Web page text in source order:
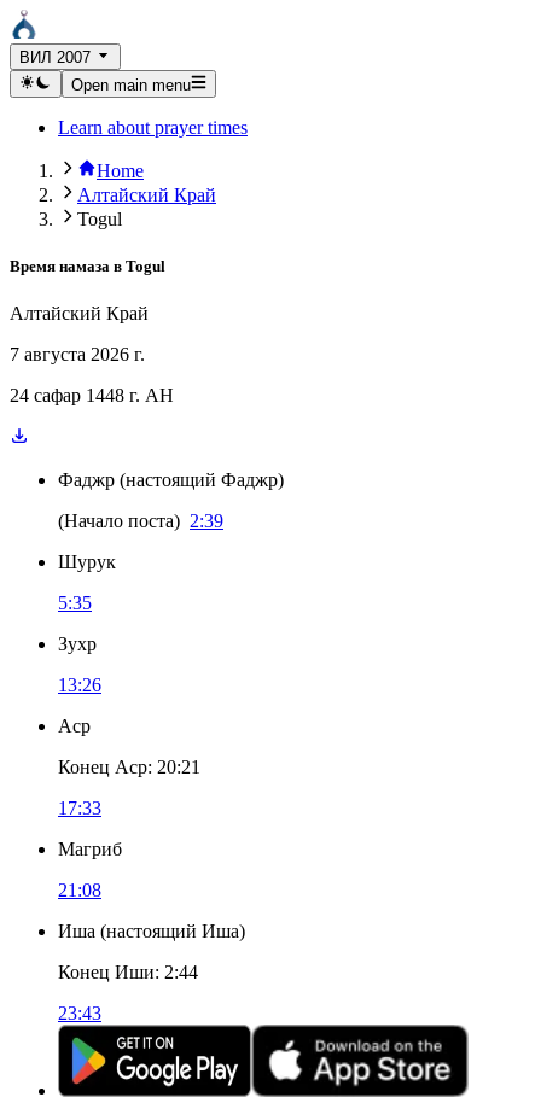
ВИЛ 2007
Open main menu
Learn about prayer times
Home
Алтайский Край
Togul
Время намаза в Togul
Алтайский Край
7 августа 2026 г.
24 сафар 1448 г. AH
Фаджр (настоящий Фаджр)
(Начало поста) 2:39
Шурук
5:35
Зухр
13:26
Аср
Конец Аср: 20:21
17:33
Магриб
21:08
Иша (настоящий Иша)
Конец Иши: 2:44
23:43